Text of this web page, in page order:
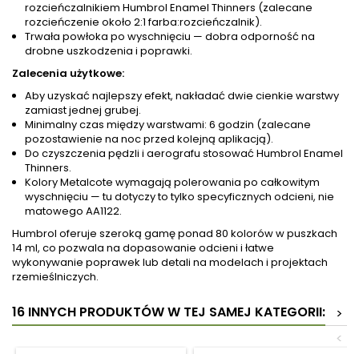
rozcieńczalnikiem Humbrol Enamel Thinners (zalecane
rozcieńczenie około 2:1 farba:rozcieńczalnik).
Trwała powłoka po wyschnięciu — dobra odporność na
drobne uszkodzenia i poprawki.
Zalecenia użytkowe:
Aby uzyskać najlepszy efekt, nakładać dwie cienkie warstwy
zamiast jednej grubej.
Minimalny czas między warstwami: 6 godzin (zalecane
pozostawienie na noc przed kolejną aplikacją).
Do czyszczenia pędzli i aerografu stosować Humbrol Enamel
Thinners.
Kolory Metalcote wymagają polerowania po całkowitym
wyschnięciu — tu dotyczy to tylko specyficznych odcieni, nie
matowego AA1122.
Humbrol oferuje szeroką gamę ponad 80 kolorów w puszkach
14 ml, co pozwala na dopasowanie odcieni i łatwe
wykonywanie poprawek lub detali na modelach i projektach
rzemieślniczych.
16 INNYCH PRODUKTÓW W TEJ SAMEJ KATEGORII:
>
<